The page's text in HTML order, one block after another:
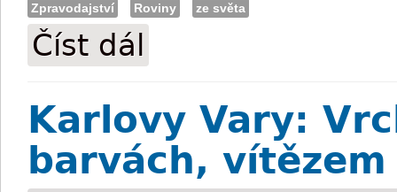
Zpravodajství Roviny ze světa
Číst dál
Karlovy Vary:
barvách,